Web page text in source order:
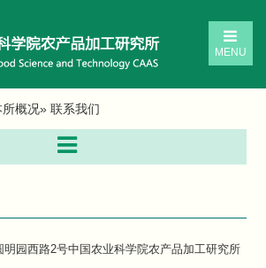
MENU
所概况» 联系我们
园西路2号中国农业科学院农产品加工研究所